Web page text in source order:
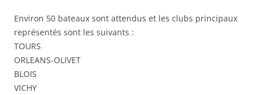
Environ 50 bateaux sont attendus et les clubs principaux
représentés sont les suivants :
TOURS
ORLEANS-OLIVET
BLOIS
VICHY